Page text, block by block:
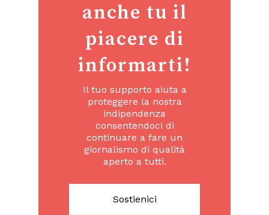
anche tu il
piacere di
informarti!
Il tuo supporto aiuta a
proteggere la nostra
indipendenza
consentendoci di
continuare a fare un
giornalismo di qualità
aperto a tutti.
Sostienici